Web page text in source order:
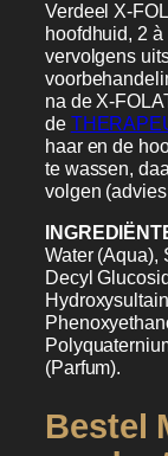
Verdeel X-
hoofdhuid, 2
vervolgens
na de X-
de
haar en de
te wassen,
volgen
Water (Aqua),
Decyl
(Parfum).
Bestel